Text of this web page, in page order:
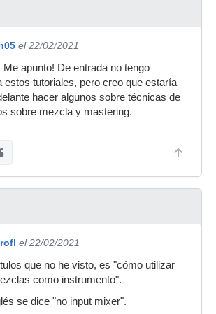
el 22/02/2021
Me apunto! De entrada no tengo
estos tutoriales, pero creo que estaría
hacer algunos sobre técnicas de
sobre mezcla y mastering.
el 22/02/2021
que no he visto, es "cómo utilizar
como instrumento".
se dice "no input mixer".